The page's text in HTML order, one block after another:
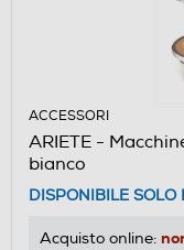
ACCESSORI
ARIETE -
bianco
DISPONIBILE SOLO
Acquisto online: